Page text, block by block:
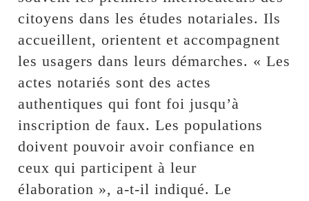
citoyens dans les études notariales. Ils
accueillent, orientent et accompagnent
les usagers dans leurs démarches. « Les
actes notariés sont des actes
authentiques qui font foi jusqu’à
inscription de faux. Les populations
doivent pouvoir avoir confiance en
ceux qui participent à leur
élaboration », a-t-il indiqué. Le